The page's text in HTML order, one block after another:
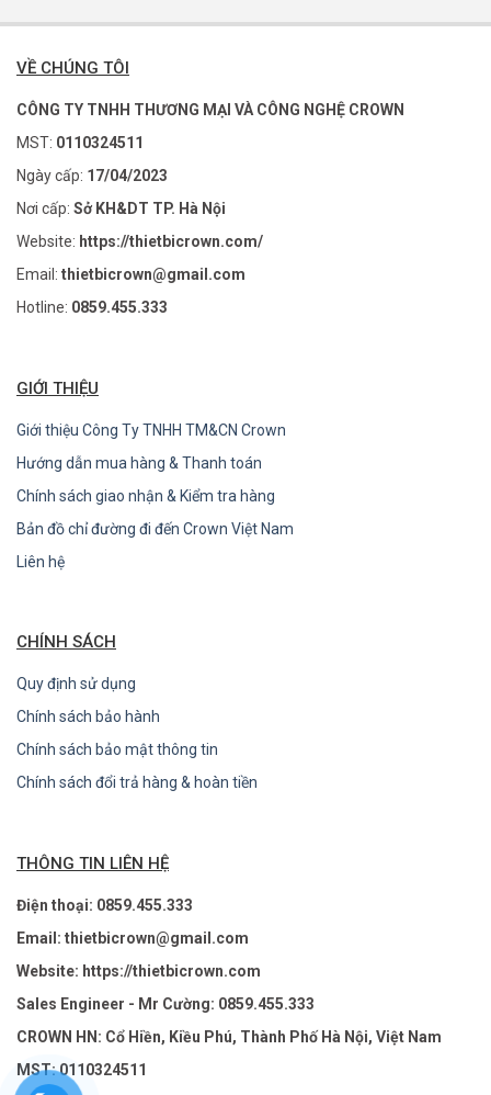
VỀ CHÚNG TÔI
CÔNG TY TNHH THƯƠNG MẠI VÀ CÔNG NGHỆ CROWN
MST: 0110324511
Ngày cấp: 17/04/2023
Nơi cấp: Sở KH&DT TP. Hà Nội
Website: https://thietbicrown.com/
Email: thietbicrown@gmail.com
Hotline: 0859.455.333
GIỚI THIỆU
Giới thiệu Công Ty TNHH TM&CN Crown
Hướng dẫn mua hàng & Thanh toán
Chính sách giao nhận & Kiểm tra hàng
Bản đồ chỉ đường đi đến Crown Việt Nam
Liên hệ
CHÍNH SÁCH
Quy định sử dụng
Chính sách bảo hành
Chính sách bảo mật thông tin
Chính sách đổi trả hàng & hoàn tiền
THÔNG TIN LIÊN HỆ
Điện thoại: 0859.455.333
Email: thietbicrown@gmail.com
Website: https://thietbicrown.com
Sales Engineer - Mr Cường: 0859.455.333
CROWN HN: Cổ Hiền, Kiều Phú, Thành Phố Hà Nội, Việt Nam
MST: 0110324511